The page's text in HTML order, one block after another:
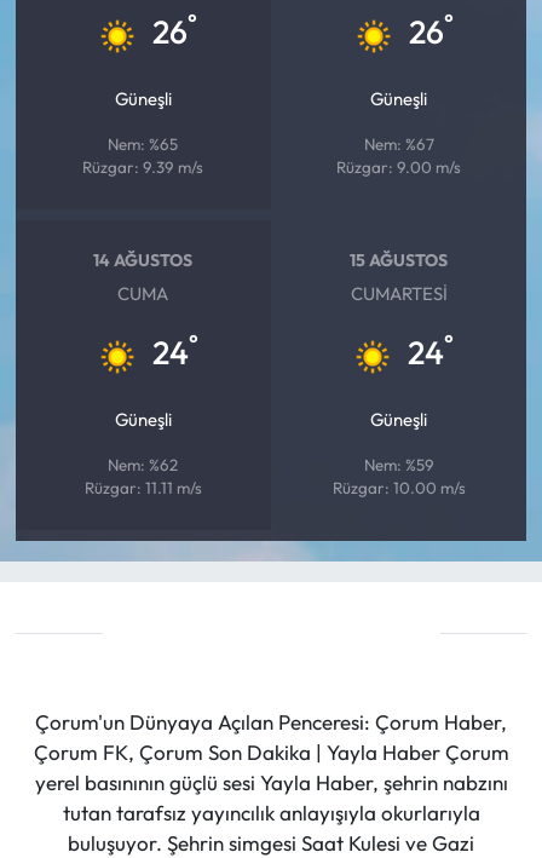
26°
Güneşli
Nem: %65
Rüzgar: 9.39 m/s
26°
Güneşli
Nem: %67
Rüzgar: 9.00 m/s
14 AĞUSTOS
CUMA
24°
Güneşli
Nem: %62
Rüzgar: 11.11 m/s
15 AĞUSTOS
CUMARTESI
24°
Güneşli
Nem: %59
Rüzgar: 10.00 m/s
Çorum'un Dünyaya Açılan Penceresi: Çorum Haber,
Çorum FK, Çorum Son Dakika | Yayla Haber Çorum
yerel basınının güçlü sesi Yayla Haber, şehrin nabzını
tutan tarafsız yayıncılık anlayışıyla okurlarıyla
buluşuyor. Şehrin simgesi Saat Kulesi ve Gazi
Uğurludağ Haberleri
Yayla Haber
Yerel Haberler